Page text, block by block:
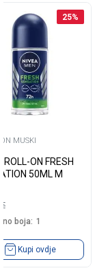
25%
MUSKI
ROLL-ON FRESH
50ML M
€
boja: 1
Kupi ovdje